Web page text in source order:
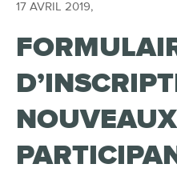
17 AVRIL 2019,
NOUVEAUX